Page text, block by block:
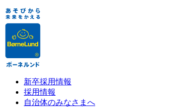
新卒採用情報
採用情報
自治体のみなさまへ